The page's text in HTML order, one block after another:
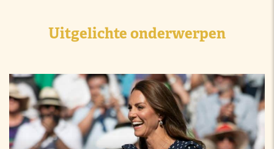
Uitgelichte onderwerpen